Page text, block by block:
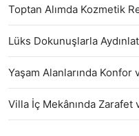
Toptan Alımda Kozmetik
Lüks Dokunuşlarla
Yaşam Alanlarında Konfor
Villa İç Mekânında